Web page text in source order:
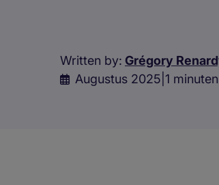
Written by: Grégory
Augustus 2025 1